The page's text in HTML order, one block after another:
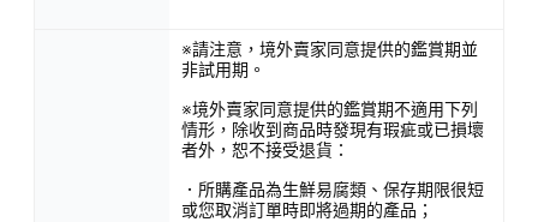
※請注意，境外賣家同意提供的鑑賞期並
非試用期。
※境外賣家同意提供的鑑賞期不適用下列
情形，除收到商品時發現有瑕疵或已損壞
者外，恕不接受退貨：
．所購產品為生鮮易腐類、保存期限很短
或您取消訂單時即將過期的產品；